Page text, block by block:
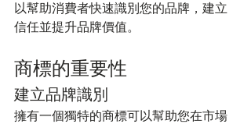
以幫助消費者快速識別您的品牌，建立
信任並提升品牌價值。
商標的重要性
建立品牌識別
擁有一個獨特的商標可以幫助您在市場